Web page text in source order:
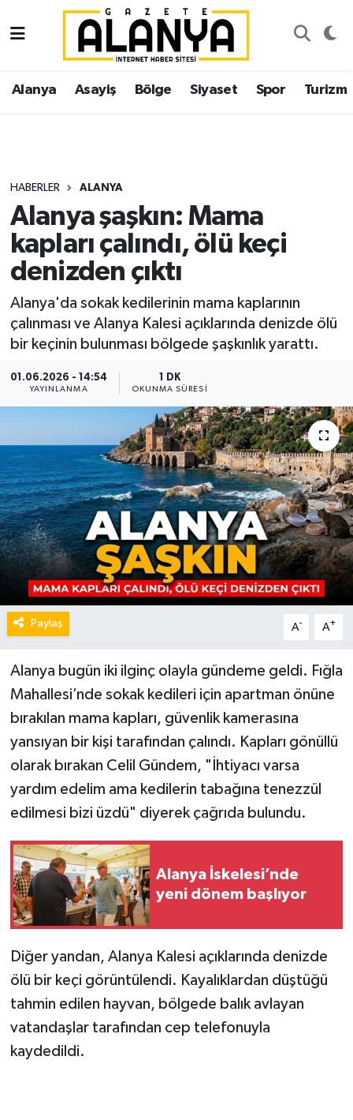
Alanya Asayiş Bölge Siyaset Spor Turizm
HABERLER ALANYA
Alanya şaşkın: Mama
kapları çalındı, ölü keçi
denizden çıktı
Alanya'da sokak kedilerinin mama kaplarının
çalınması ve Alanya Kalesi açıklarında denizde ölü
bir keçinin bulunması bölgede şaşkınlık yarattı.
01.06.2026 - 14:54
YAYINLANMA
1 DK
OKUNMA SÜRESI
Paylaş A- A+
Alanya bugün iki ilginç olayla gündeme geldi. Fığla
Mahallesi’nde sokak kedileri için apartman önüne
bırakılan mama kapları, güvenlik kamerasına
yansıyan bir kişi tarafından çalındı. Kapları gönüllü
olarak bırakan Celil Gündem, "İhtiyacı varsa
yardım edelim ama kedilerin tabağına tenezzül
edilmesi bizi üzdü" diyerek çağrıda bulundu.
Alanya İskelesi’nde
yeni dönem başlıyor
Diğer yandan, Alanya Kalesi açıklarında denizde
ölü bir keçi görüntülendi. Kayalıklardan düştüğü
tahmin edilen hayvan, bölgede balık avlayan
vatandaşlar tarafından cep telefonuyla
kaydedildi.
Alanya
Asayiş
Siyaset
Spor
Turizm
Ekonomi
Gazipaşa
İstanbul Nöbetçi Eczaneler
İstanbul Hava Durumu
Süper Lig Puan Durumu ve Fikstür
Tüm Manşetler
Son Dakika Haberleri
Haber Arşivi